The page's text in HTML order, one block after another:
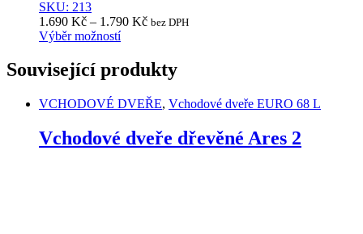
SKU: 213
1.690 Kč – 1.790 Kč bez DPH
Výběr možností
product
has
variants.
options
may
Související produkty
VCHODOVÉ DVEŘE, Vchodové dveře EURO 68 L
Vchodové dveře dřevěné Ares 2